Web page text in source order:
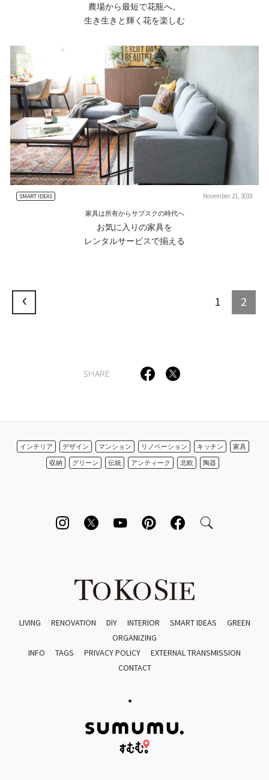
農場から最短で花瓶へ。
生き生きと輝く花を楽しむ
SMART IDEAS November 21, 2018
家具は所有からサブスクの時代へ
お気に入りの家具を
レンタルサービスで揃える
1 2
SHARE
インテリア デザイン マンション リノベーション キッチン
家具
収納
グリーン 伝統 アンティーク 北欧 陶器
LIVING RENOVATION DIY INTERIOR SMART IDEAS
GREEN
ORGANIZING
INFO
TAGS PRIVACY POLICY
EXTERNAL TRANSMISSION
CONTACT